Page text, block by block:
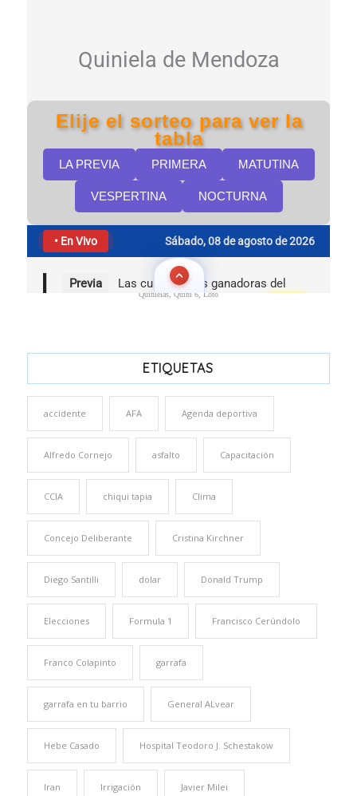
Quinielas, Quini 6, Loto
ETIQUETAS
accidente AFA Agenda deportiva
Alfredo Cornejo asfalto Capacitación
CCIA chiqui tapia Clima
Concejo Deliberante Cristina Kirchner
Diego Santilli dolar Donald Trump
Elecciones Formula 1 Francisco Cerúndolo
Franco Colapinto garrafa
garrafa en tu barrio General ALvear
Hebe Casado Hospital Teodoro J. Schestakow
Iran Irrigación Javier Milei